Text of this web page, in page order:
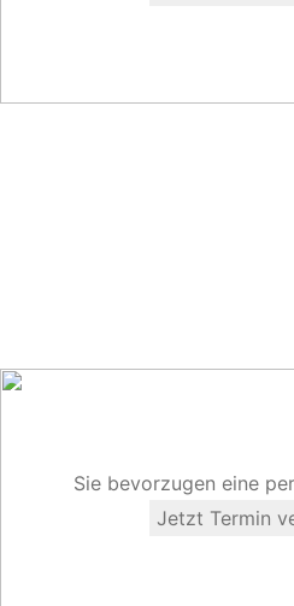
Sie bevorzugen eine
Jetzt Termin